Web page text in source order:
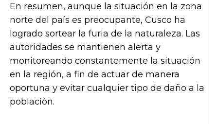
En resumen, aunque la situación en la zona
norte del país es preocupante, Cusco ha
logrado sortear la furia de la naturaleza. Las
autoridades se mantienen alerta y
monitoreando constantemente la situación
en la región, a fin de actuar de manera
oportuna y evitar cualquier tipo de daño a la
población.